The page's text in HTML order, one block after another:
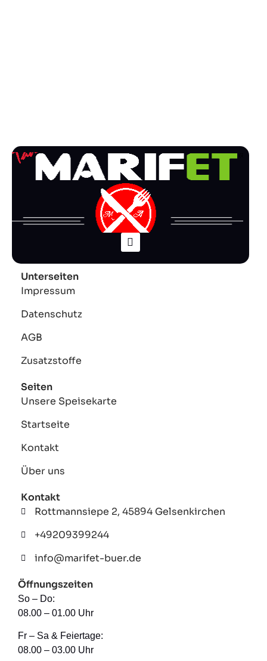
Unterseiten
Impressum
Datenschutz
AGB
Zusatzstoffe
Seiten
Unsere Speisekarte
Startseite
Kontakt
Über uns
Kontakt
Rottmannsiepe 2, 45894 Gelsenkirchen
+49209399244
info@marifet-buer.de
Öffnungszeiten
So – Do:
08.00 – 01.00 Uhr
Fr – Sa & Feiertage:
08.00 – 03.00 Uhr